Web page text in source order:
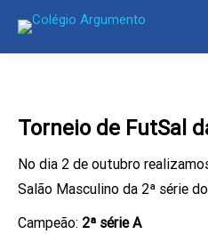
Torneio de FutSal
No dia 2 de outubro
Salão Masculino da 2ª série
Campeão: 2ª série A